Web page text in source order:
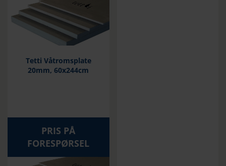
Tetti Våtromsplate
20mm, 60x244cm
PRIS PÅ
FORESPØRSEL